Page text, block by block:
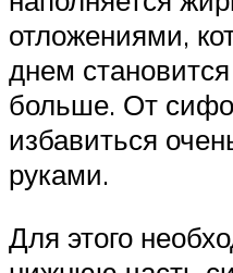
отложениями,
днем
больше. От
избавиться
руками.
Для этого